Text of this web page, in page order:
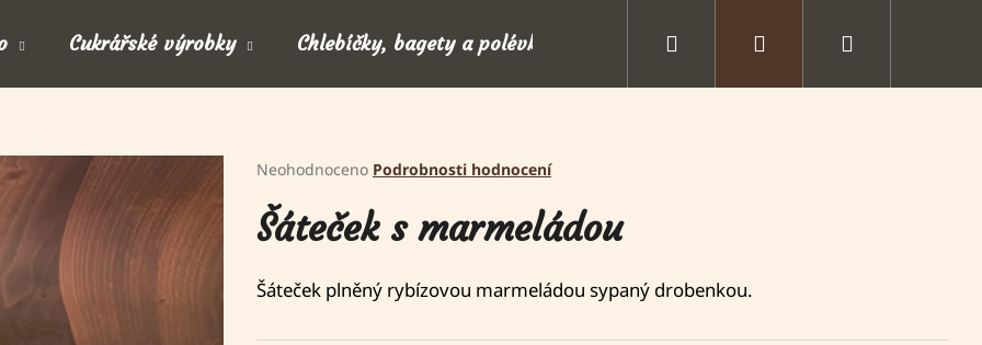
Cukrářské výrobky Chlebíčky, bagety a polévky Doplňky a příslušenstvíPřihlášení
Průměrné
produktu
0,0
z
Neohodnoceno Podrobnosti hodnocení
Šáteček s marmeládou
Šáteček plněný rybízovou marmeládou sypaný drobenkou.
Co potřebujete najít?
HLEDAT
Doporučujeme